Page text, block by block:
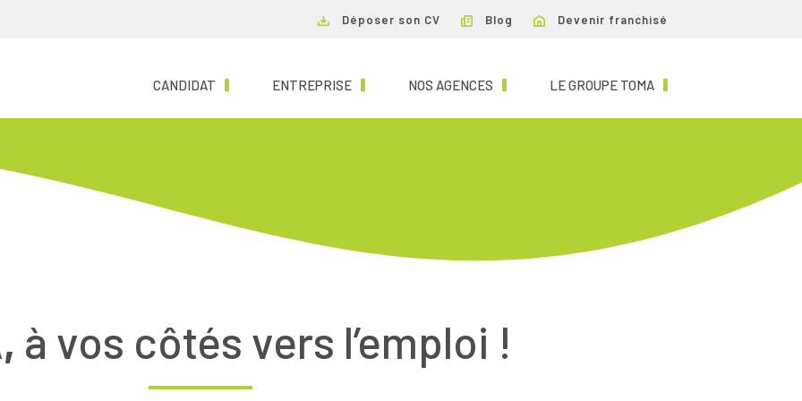
Déposer son CV Blog Devenir franchisé
CANDIDAT (CURRENT)ENTREPRISE(CURRENT)NOS AGENCES (CURRENT)LE GROUPE TOMA (CURRENT)
à vos côtés vers l’emploi !